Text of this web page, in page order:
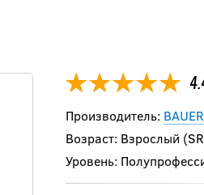
Производитель: BAUER
Возраст: Взрослый
Уровень: